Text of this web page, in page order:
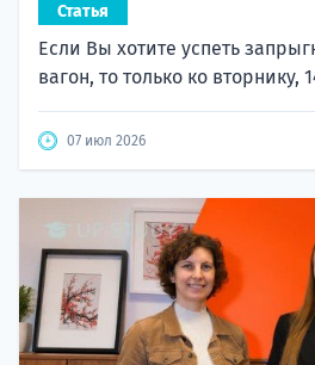
Статья
Если Вы хотите успеть
вагон, то только ко вторнику,
07 июл 2026